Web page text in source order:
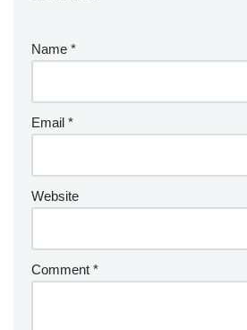
Name *
Email *
Website
Comment *